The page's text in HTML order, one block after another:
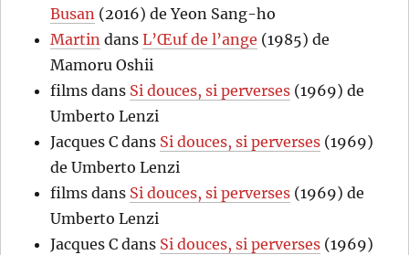
Busan (2016) de Yeon Sang-ho
Martin dansL’Œuf de l’ange (1985) de
Mamoru Oshii
films dans Si douces, si perverses (1969) de
Umberto Lenzi
Jacques C dans Si douces, si perverses (1969)
de Umberto Lenzi
films dans Si douces, si perverses (1969) de
Umberto Lenzi
Jacques C dans Si douces, si perverses (1969)